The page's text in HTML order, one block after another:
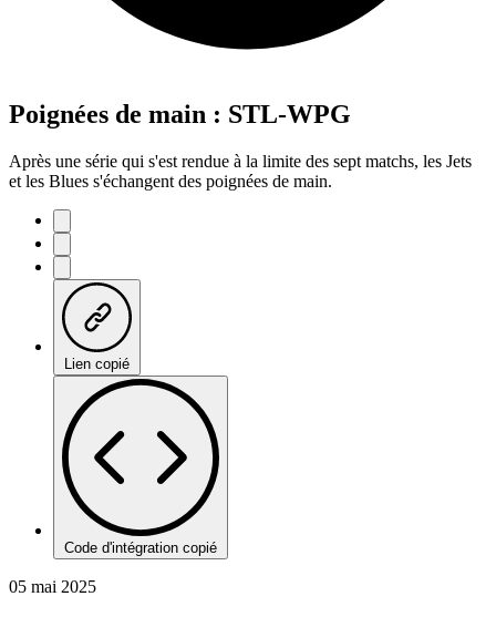
Poignées de main : STL-WPG
Après une série qui s'est rendue à la limite des sept matchs, les Jets
et les Blues s'échangent des poignées de main.
Lien copié
Code d'intégration copié
05 mai 2025